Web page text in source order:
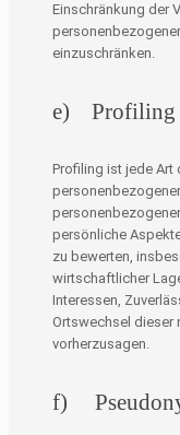
Einschränkung der
einzuschränken.
e) Profiling
Profiling ist jede Art
persönliche
zu bewerten,
wirtschaftlicher
Interessen,
Ortswechsel dieser
vorherzusagen.
f)